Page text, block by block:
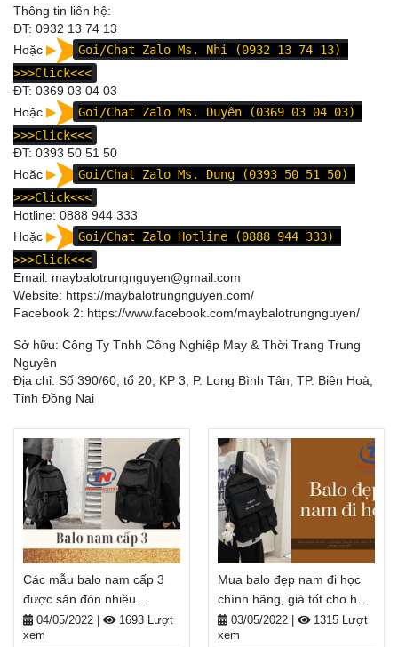
Thông tin liên hệ:
ĐT: 0932 13 74 13
Hoặc
Goi/Chat Zalo Ms. Nhi (0932 13 74 13)
>>>Click<<<
ĐT: 0369 03 04 03
Hoặc
Goi/Chat Zalo Ms. Duyên (0369 03 04 03)
>>>Click<<<
ĐT: 0393 50 51 50
Hoặc
Goi/Chat Zalo Ms. Dung (0393 50 51 50)
>>>Click<<<
Hotline: 0888 944 333
Hoặc
Goi/Chat Zalo Hotline (0888 944 333)
>>>Click<<<
Email: maybalotrungnguyen@gmail.com
Website: https://maybalotrungnguyen.com/
Facebook 2: https://www.facebook.com/maybalotrungnguyen/
Sở hữu: Công Ty Tnhh Công Nghiệp May & Thời Trang Trung
Nguyên
Địa chỉ: Số 390/60, tổ 20, KP 3, P. Long Bình Tân, TP. Biên Hoà,
Tỉnh Đồng Nai
Các mẫu balo nam cấp 3
được săn đón nhiều
nhất khi đi học -
Balodep.shop
04/05/2022
1693 Lượt
xem
Mua balo đẹp nam đi học
chính hãng, giá tốt cho học
sinh - Balodep.shop
03/05/2022
1315 Lượt
xem